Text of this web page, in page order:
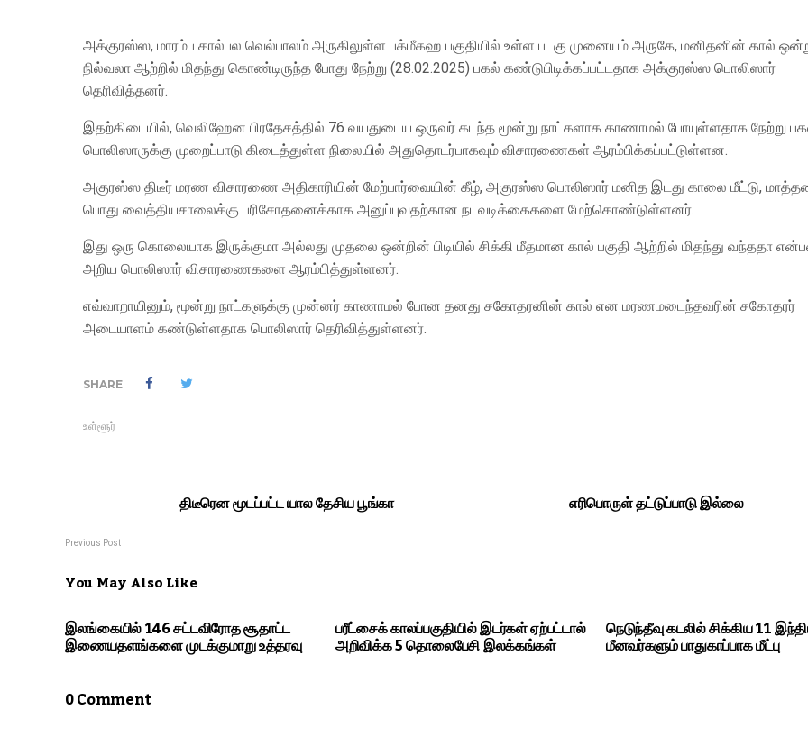
அக்குரஸ்ஸ, மாரம்ப கால்பல வெல்பாலம் அருகிலுள்ள பக்மீகஹ பகுதியில் உள்ள படகு முனையம் அருகே, மனிதனின் கால்
நில்வலா ஆற்றில் மிதந்து கொண்டிருந்த போது நேற்று (28.02.2025) பகல் கண்டுபிடிக்கப்பட்டதாக அக்குரஸ்ஸ பொலிஸார்
தெரிவித்தனர்.
இதற்கிடையில், வெலிஹேன பிரதேசத்தில் 76 வயதுடைய ஒருவர் கடந்த மூன்று நாட்களாக காணாமல் போயுள்ளதாக நேற்று
பொலிஸாருக்கு முறைப்பாடு கிடைத்துள்ள நிலையில் அதுதொடர்பாகவும் விசாரணைகள் ஆரம்பிக்கப்பட்டுள்ளன.
அகுரஸ்ஸ திடீர் மரண விசாரணை அதிகாரியின் மேற்பார்வையின் கீழ், அகுரஸ்ஸ பொலிஸார் மனித இடது காலை மீட்டு,
பொது வைத்தியசாலைக்கு பரிசோதனைக்காக அனுப்புவதற்கான நடவடிக்கைகளை மேற்கொண்டுள்ளனர்.
இது ஒரு கொலையாக இருக்குமா அல்லது முதலை ஒன்றின் பிடியில் சிக்கி மீதமான கால் பகுதி ஆற்றில் மிதந்து வந்ததா
அறிய பொலிஸார் விசாரணைகளை ஆரம்பித்துள்ளனர்.
எவ்வாறாயினும், மூன்று நாட்களுக்கு முன்னர் காணாமல் போன தனது சகோதரனின் கால் என மரணமடைந்தவரின் சகோதரர்
அடையாளம் கண்டுள்ளதாக பொலிஸார் தெரிவித்துள்ளனர்.
SHARE
உள்ளூர்
திடீரென மூடப்பட்ட யால தேசிய பூங்கா
Previous Post
எரிபொருள் தட்டுப்பாடு இல்லை
You May Also Like
இலங்கையில் 146 சட்டவிரோத சூதாட்ட
இணையதளங்களை முடக்குமாறு உத்தரவு
பரீட்சைக் காலப்பகுதியில் இடர்கள் ஏற்பட்டால்
அறிவிக்க 5 தொலைபேசி இலக்கங்கள்
நெடுந்தீவு கடலில் சிக்கிய 11
மீனவர்களும் பாதுகாப்பாக மீட்பு
0 Comment